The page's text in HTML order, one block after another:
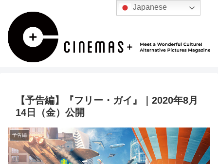
【予告編】『フリー・ガイ』｜2020年8月
14日（金）公開
予告編
Japanese